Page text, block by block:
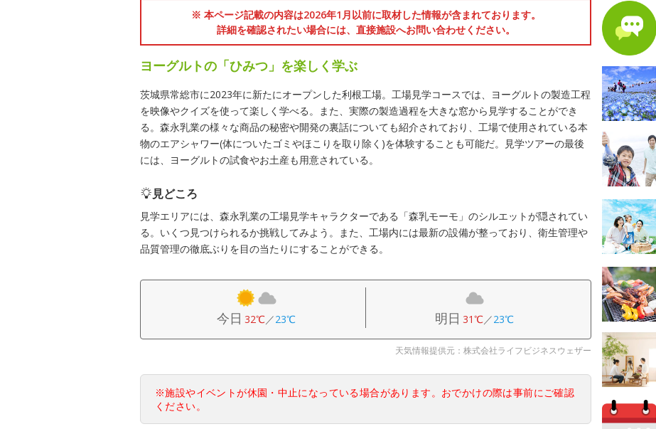
※ 本ページ記載の内容は2026年1月以前に取材した情報が含まれております。
詳細を確認されたい場合には、直接施設へお問い合わせください。
ヨーグルトの「ひみつ」を楽しく学ぶ
茨城県常総市に2023年に新たにオープンした利根工場。工場見学コースでは、ヨーグルトの製造工程
を映像やクイズを使って楽しく学べる。また、実際の製造過程を大きな窓から見学することができ
る。森永乳業の様々な商品の秘密や開発の裏話についても紹介されており、工場で使用されている本
物のエアシャワー(体についたゴミやほこりを取り除く)を体験することも可能だ。見学ツアーの最後
には、ヨーグルトの試食やお土産も用意されている。
見どころ
見学エリアには、森永乳業の工場見学キャラクターである「森乳モーモ」のシルエットが隠されてい
る。いくつ見つけられるか挑戦してみよう。また、工場内には最新の設備が整っており、衛生管理や
品質管理の徹底ぶりを目の当たりにすることができる。
今日 32℃／23℃ 明日 31℃／23℃
天気情報提供元：株式会社ライフビジネスウェザー
※施設やイベントが休園・中止になっている場合があります。おでかけの際は事前にご確認
ください。